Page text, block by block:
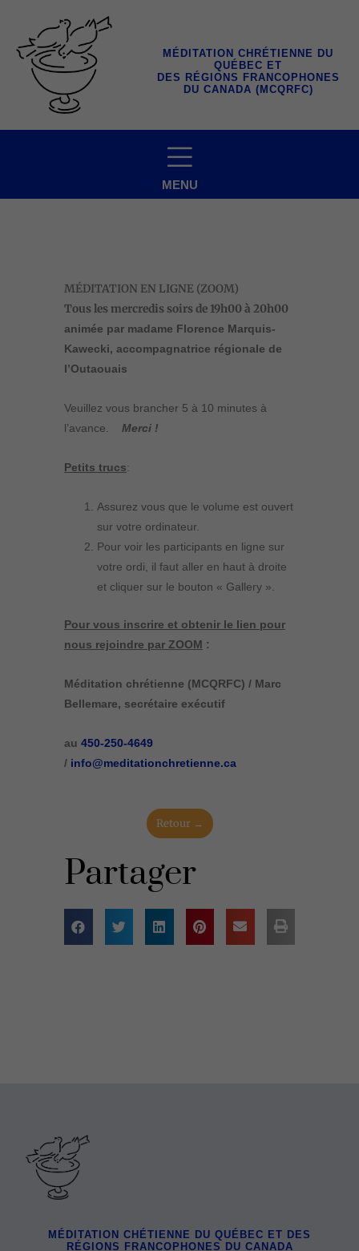
contenu
MÉDITATION CHRÉTIENNE DU
QUÉBEC ET
DES RÉGIONS FRANCOPHONES
DU CANADA (MCQRFC)
MENU
MÉDITATION EN LIGNE (ZOOM)
Tous les mercredis soirsde 19h00 à 20h00
animée par madame Florence Marquis-
Kawecki, accompagnatrice régionale de
l’Outaouais
Veuillez vous brancher 5 à 10 minutes à
l’avance.
Merci !
Petits trucs:
Assurez vous que le volume est ouvert
sur votre ordinateur.
Pour voir les participants en ligne sur
votre ordi, il faut aller en haut à droite
et cliquer sur le bouton « Gallery ».
Pour vous inscrire et obtenir le lien pour
nous rejoindre par ZOOM :
Méditation chrétienne (MCQRFC) / Marc
Bellemare, secrétaire exécutif
au 450-250-4649
/ info@meditationchretienne.ca
Retour →
Partager
MÉDITATION CHÉTIENNE DU QUÉBEC ET DES
RÉGIONS FRANCOPHONES DU CANADA